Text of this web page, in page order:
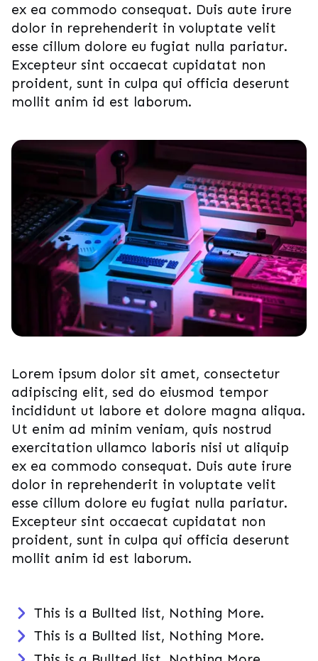
ex ea commodo consequat. Duis aute irure
dolor in reprehenderit in voluptate velit
esse cillum dolore eu fugiat nulla pariatur.
Excepteur sint occaecat cupidatat non
proident, sunt in culpa qui officia deserunt
mollit anim id est laborum.
Lorem ipsum dolor sit amet, consectetur
adipiscing elit, sed do eiusmod tempor
incididunt ut labore et dolore magna aliqua.
Ut enim ad minim veniam, quis nostrud
exercitation ullamco laboris nisi ut aliquip
ex ea commodo consequat. Duis aute irure
dolor in reprehenderit in voluptate velit
esse cillum dolore eu fugiat nulla pariatur.
Excepteur sint occaecat cupidatat non
proident, sunt in culpa qui officia deserunt
mollit anim id est laborum.
This is a Bullted list, Nothing More.
This is a Bullted list, Nothing More.